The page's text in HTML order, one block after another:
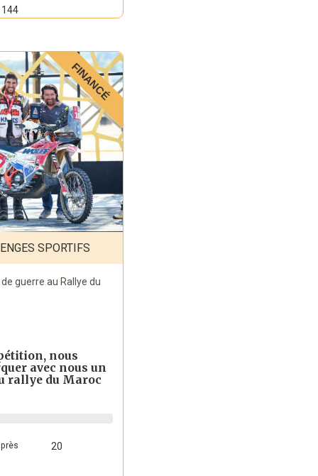
144
FINANCÉ
SPORTIFS
guerre au Rallye du
nous
avec nous un
rallye du Maroc
20